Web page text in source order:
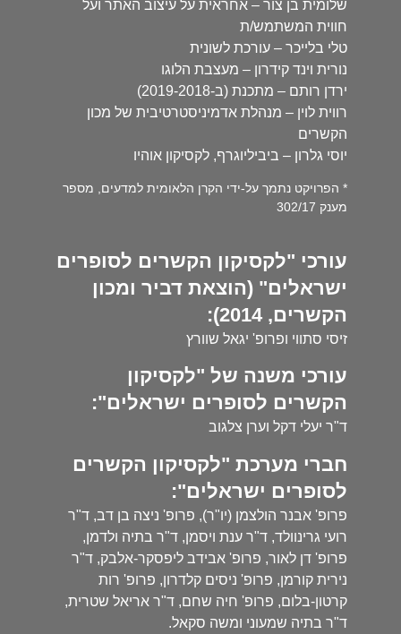
שלומית בן צור – אחראית על עיצוב האתר ועל
חווית המשתמש/ת
טלי בלייכר – עורכת לשונית
נורית וינד קידרון – מעצבת הלוגו
ירדן רותם – מתכנת (ב-2019-2018)
רווית לוין – מנהלת אדמיניסטרטיבית של מכון
הקשרים
יוסי גלרון – ביביליוגרף, לקסיקון אוהיו
* הפרויקט נתמך על-ידי הקרן הלאומית למדעים, מספר
מענק 302/17
עורכי "לקסיקון הקשרים לסופרים
ישראלים" (הוצאת דביר ומכון
הקשרים, 2014):
זיסי סתווי ופרופ' יגאל שוורץ
עורכי משנה של "לקסיקון
הקשרים לסופרים ישראלים":
ד"ר יעלי דקל וערן צלגוב
חברי מערכת "לקסיקון הקשרים
לסופרים ישראלים":
פרופ' אבנר הולצמן (יו"ר), פרופ' ניצה בן דב, ד"ר
רועי גרינוולד, ד"ר ענת ויסמן, ד"ר בתיה ולדמן,
פרופ' דן לאור, פרופ' אבידב ליפסקר-אלבק, ד"ר
נירית קורמן, פרופ' ניסים קלדרון, פרופ' רות
קרטון-בלום, פרופ' חיה שחם, ד"ר אריאל שטרית,
ד"ר בתיה שמעוני ומשה סקאל.